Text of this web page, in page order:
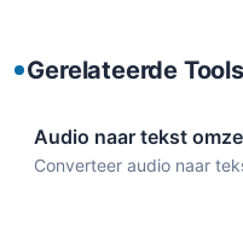
Gerelateerde
Audio naar tekst
Converteer audio naar